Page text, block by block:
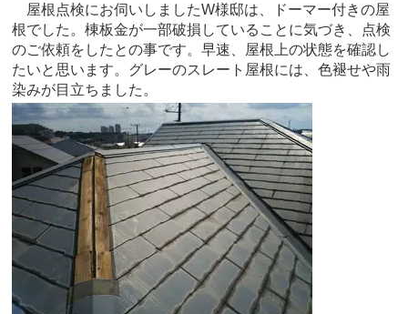
屋根点検にお伺いしましたW様邸は、ドーマー付きの屋
根でした。棟板金が一部破損していることに気づき、点検
のご依頼をしたとの事です。早速、屋根上の状態を確認し
たいと思います。グレーのスレート屋根には、色褪せや雨
染みが目立ちました。